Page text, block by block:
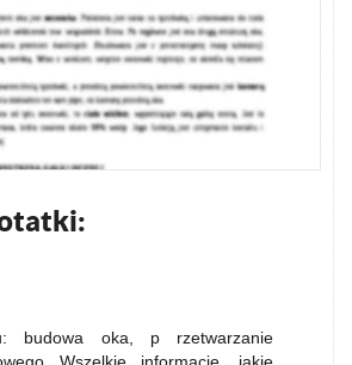
budowa oka, p rzetwarzanie